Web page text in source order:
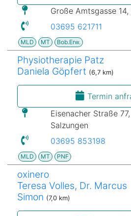
Große Amtsgasse
03695 621711
MLD MT Bob.Erw.
Physiotherapie Patz
Daniela Göpfert (6,7 km)
Termin
Eisenacher Straße
Salzungen
03695 853198
MLD MT PNF
oxinero
Teresa Volles, Dr. Marcus
Simon (7,0 km)